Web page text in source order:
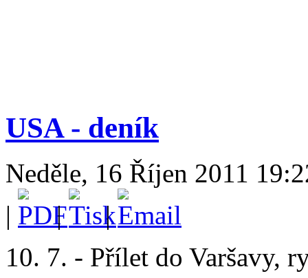
USA - deník
Neděle, 16 Říjen 2011
|
|
|
10. 7. - Přílet do Varšavy,